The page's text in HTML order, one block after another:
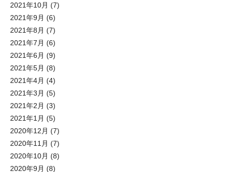
2021年10月 (7)
2021年9月 (6)
2021年8月 (7)
2021年7月 (6)
2021年6月 (9)
2021年5月 (8)
2021年4月 (4)
2021年3月 (5)
2021年2月 (3)
2021年1月 (5)
2020年12月 (7)
2020年11月 (7)
2020年10月 (8)
2020年9月 (8)